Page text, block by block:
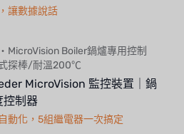
讓數據說話
MicroVision Boiler鍋爐專用控制
探棒/耐溫200℃
MicroVision 監控裝置｜鍋
控制器
動化，5組繼電器一次搞定